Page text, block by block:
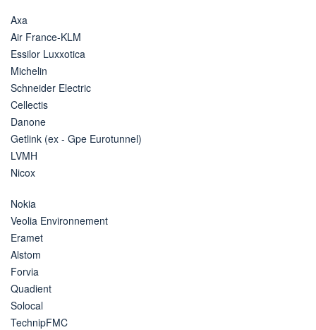
Axa
Air France-KLM
Essilor Luxxotica
Michelin
Schneider Electric
Cellectis
Danone
Getlink (ex - Gpe Eurotunnel)
LVMH
Nicox
Nokia
Veolia Environnement
Eramet
Alstom
Forvia
Quadient
Solocal
TechnipFMC